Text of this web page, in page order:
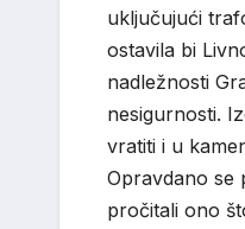
uključujući
ostavila bi
nadležnosti
nesigurnosti.
vratiti i u
Opravdano se
pročitali ono